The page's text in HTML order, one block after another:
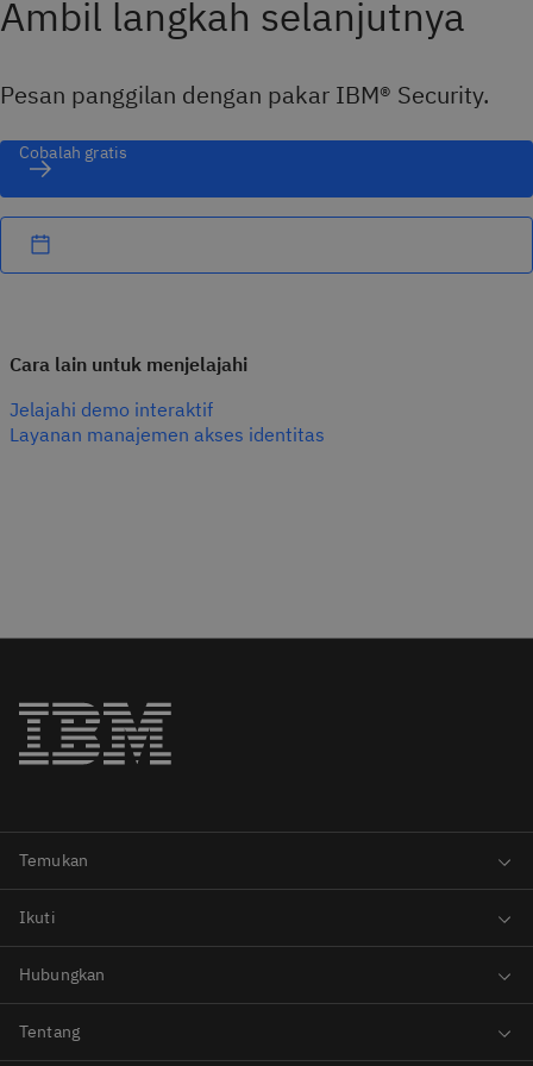
Ambil langkah selanjutnya
Pesan panggilan dengan pakar IBM® Security.
Cobalah gratis
Cara lain untuk menjelajahi
Jelajahi demo interaktif
Layanan manajemen akses identitas